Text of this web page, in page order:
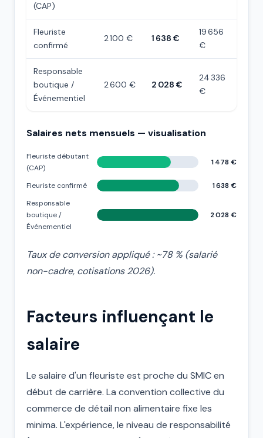
(CAP)
Fleuriste
confirmé
2 100 € 1 638 €
19 656
€
Responsable
boutique /
Événementiel
2 600 € 2 028 €
24 336
€
Salaires nets mensuels — visualisation
Fleuriste débutant
(CAP)
1 478 €
Fleuriste confirmé
1 638 €
Responsable
boutique /
Événementiel
2 028 €
Taux de conversion appliqué : ~78 % (salarié
non-cadre, cotisations 2026).
Facteurs influençant le
salaire
Le salaire d'un fleuriste est proche du SMIC en
début de carrière. La convention collective du
commerce de détail non alimentaire fixe les
minima. L'expérience, le niveau de responsabilité